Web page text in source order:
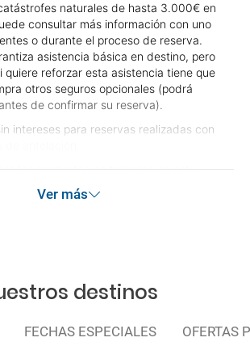
naturales de hasta 3.000€ en
consultar más información con uno
o durante el proceso de reserva.
asistencia básica en destino, pero
quiere reforzar esta asistencia tiene que
otros seguros opcionales (podrá
de confirmar su reserva).
intereses para reservas realizadas con
Ver más
destinos
FECHAS ESPECIALES OFERTAS